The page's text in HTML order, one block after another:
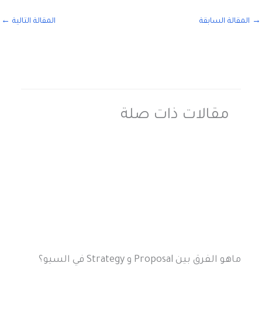
→ المقالة السابقة المقالة التالية ←
مقالات ذات صلة
ماهو الفرق بين Proposal و Strategy في السيو؟